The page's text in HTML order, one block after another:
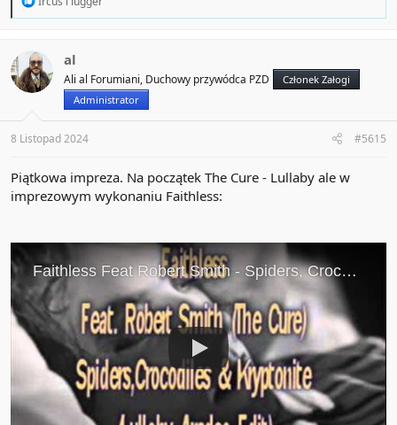
t
i
o
al
Ali al Forumiani, Duchowy przywódca PZD
Członek Załogi
Administrator
8 Listopad 2024 #5615
Piątkowa impreza. Na początek The Cure - Lullaby ale w
imprezowym wykonaniu Faithless: